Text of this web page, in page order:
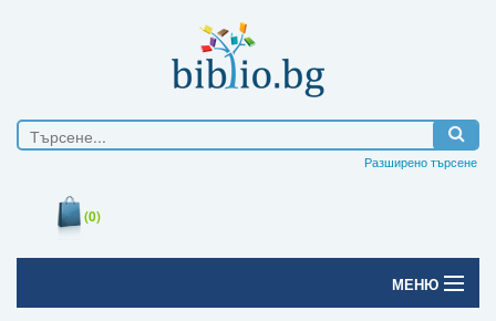
Разширено търсене
(0)
МЕНЮ